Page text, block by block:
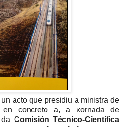
acto que presidiu a ministra de
concreto a, a xornada de
ComisiónTécnico-Científica